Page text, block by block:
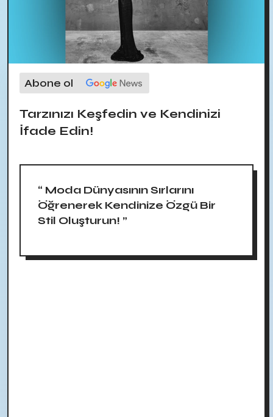
Abone ol
Tarzınızı Keşfedin ve Kendinizi
İfade Edin!
“ Moda Dünyasının Sırlarını
Öğrenerek Kendinize Özgü Bir
Stil Oluşturun! ”